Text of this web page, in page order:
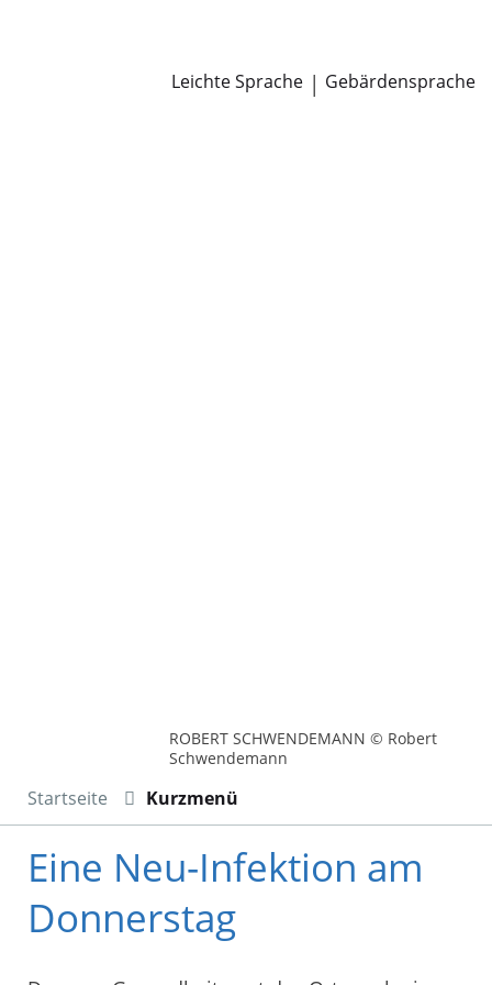
Leichte Sprache | Gebärdensprache
ROBERT SCHWENDEMANN © Robert
Schwendemann
Startseite Kurzmenü
Eine Neu-Infektion am
Donnerstag